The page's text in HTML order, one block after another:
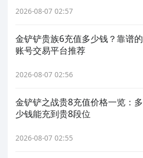
2026-08-07 02:57
金铲铲贵族6充值多少钱？靠谱的
账号交易平台推荐
2026-08-07 02:56
金铲铲之战贵8充值价格一览：多
少钱能充到贵8段位
2026-08-07 02:55